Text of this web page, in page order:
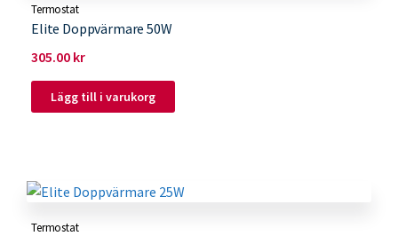
Termostat
Elite Doppvärmare 50W
305.00 kr
Lägg till i varukorg
Termostat